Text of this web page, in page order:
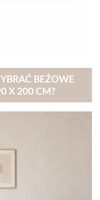
BEŻOWE
X 200 CM?